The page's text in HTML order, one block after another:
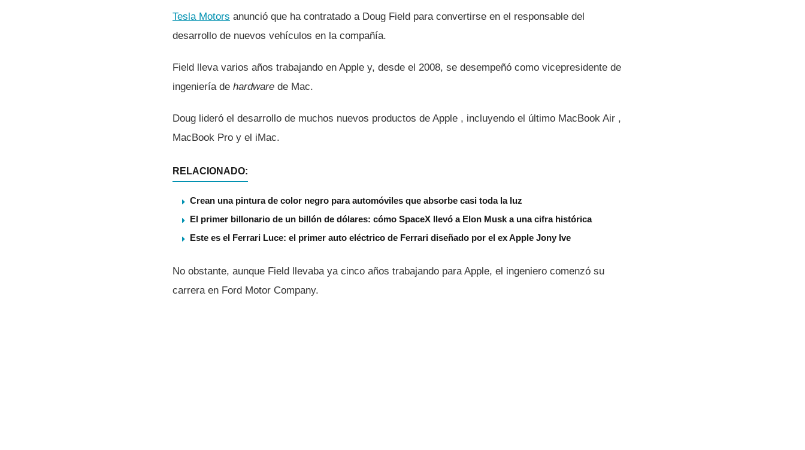
Tesla Motors anunció que ha contratado a Doug Field para convertirse en el responsable del
desarrollo de nuevos vehí­culos en la compañí­a.
Field lleva varios años trabajando en Apple y, desde el 2008, se desempeñó como vicepresidente de
ingenierí­a de hardware de Mac.
Doug lideró el desarrollo de muchos nuevos productos de Apple , incluyendo el último MacBook Air ,
MacBook Pro y el iMac.
RELACIONADO:
Crean una pintura de color negro para automóviles que absorbe casi toda la luz
El primer billonario de un billón de dólares: cómo SpaceX llevó a Elon Musk a una cifra histórica
Este es el Ferrari Luce: el primer auto eléctrico de Ferrari diseñado por el ex Apple Jony Ive
No obstante, aunque Field llevaba ya cinco años trabajando para Apple, el ingeniero comenzó su
carrera en Ford Motor Company.